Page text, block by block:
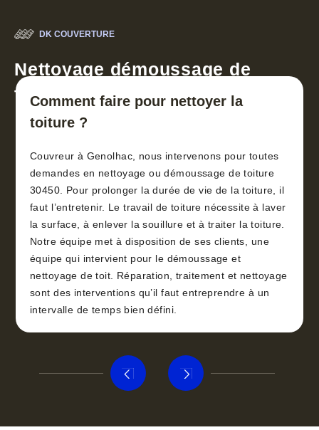
DK COUVERTURE
Nettoyage démoussage de
toiture 30
Comment faire pour nettoyer la
toiture ?
Couvreur à Genolhac, nous intervenons pour toutes
demandes en nettoyage ou démoussage de toiture
30450. Pour prolonger la durée de vie de la toiture, il
faut l’entretenir. Le travail de toiture nécessite à laver
la surface, à enlever la souillure et à traiter la toiture.
Notre équipe met à disposition de ses clients, une
équipe qui intervient pour le démoussage et
nettoyage de toit. Réparation, traitement et nettoyage
sont des interventions qu’il faut entreprendre à un
intervalle de temps bien défini.